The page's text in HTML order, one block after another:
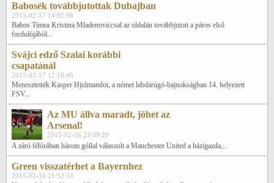
Babosék továbbjutottak Dubajban
2015-02-17 14:02:08
Babos Tímea Kristina Mladenoviccsal az oldalán továbbjutott a páros első
fordulójából...
Svájci edző Szalai korábbi
csapatánál
2015-02-17 12:10:46
Menesztették Kasper Hjulmandot, a német labdarúgó-bajnokságban 14. helyezett
FSV...
Az MU állva maradt, jöhet az
Arsenal!
2015-02-16 23:09:29
A záró félórában három góllal válaszolt a Manchester United a házigazda,...
Green visszatérhet a Bayernhez
2015-02-16 21:52:53